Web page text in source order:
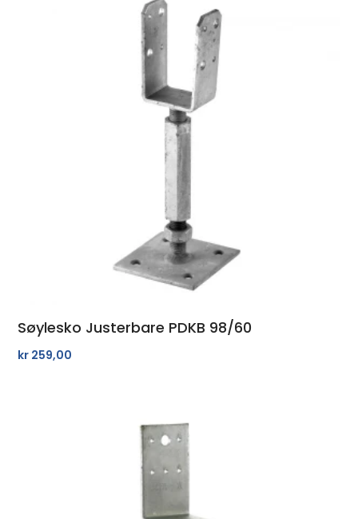
Søylesko Justerbare PDKB 98/60
kr 259,00